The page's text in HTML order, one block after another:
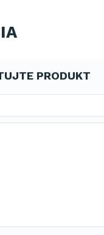
PRODUKT